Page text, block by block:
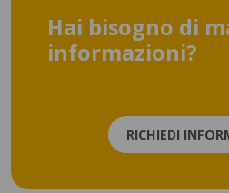
Hai bisogno di
informazioni?
RICHIEDI